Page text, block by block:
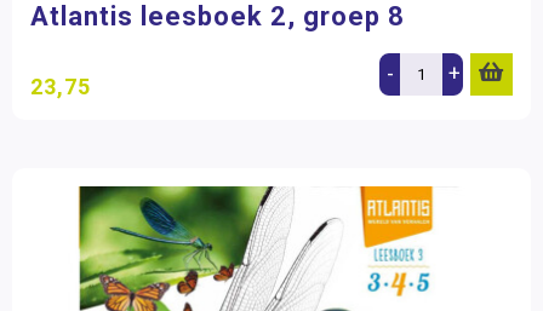
Atlantis leesboek 2, groep 8
23,75 - +